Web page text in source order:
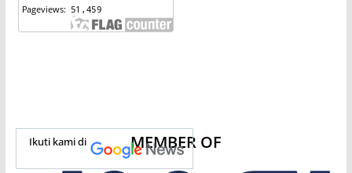
Ikuti kami di MEMBER OF